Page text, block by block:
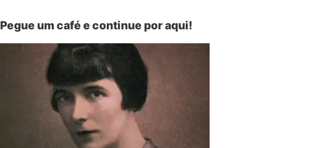
Pegue um café e continue por aqui!